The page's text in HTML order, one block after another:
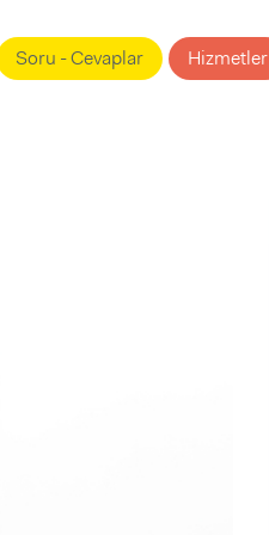
Soru - Cevaplar Hizmetler